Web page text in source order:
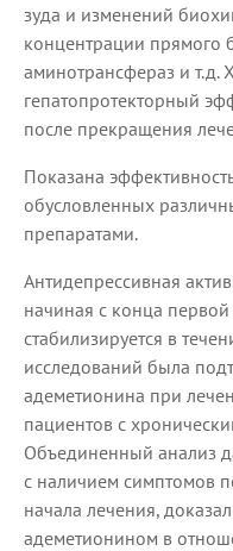
зуда и изменений
концентрации прямого
аминотрансфераз и т.д.
гепатопротекторный
после прекращения
Показана
обусловленных
препаратами.
Антидепрессивная
начиная с конца
стабилизируется в
исследований была
адеметионина при
пациентов с
Объединенный анализ
с наличием симптомов
начала лечения,
адеметионином в